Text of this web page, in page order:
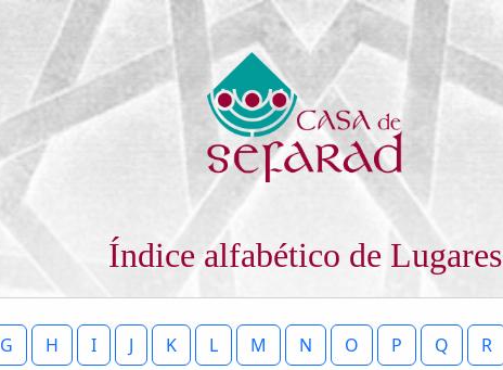
Índice alfabético de Lugares
G H I J K L M N O P Q R